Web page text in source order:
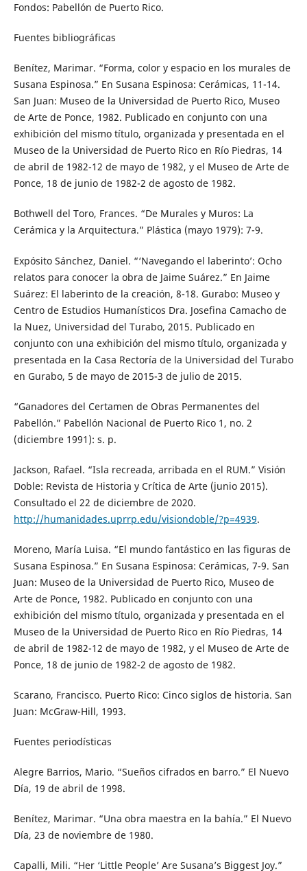
Fondos: Pabellón de Puerto Rico.
Fuentes bibliográficas
Benítez, Marimar. “Forma, color y espacio en los murales de
Susana Espinosa.” En Susana Espinosa: Cerámicas, 11-14.
San Juan: Museo de la Universidad de Puerto Rico, Museo
de Arte de Ponce, 1982. Publicado en conjunto con una
exhibición del mismo título, organizada y presentada en el
Museo de la Universidad de Puerto Rico en Río Piedras, 14
de abril de 1982-12 de mayo de 1982, y el Museo de Arte de
Ponce, 18 de junio de 1982-2 de agosto de 1982.
Bothwell del Toro, Frances. “De Murales y Muros: La
Cerámica y la Arquitectura.” Plástica (mayo 1979): 7-9.
Expósito Sánchez, Daniel. “‘Navegando el laberinto’: Ocho
relatos para conocer la obra de Jaime Suárez.” En Jaime
Suárez: El laberinto de la creación, 8-18. Gurabo: Museo y
Centro de Estudios Humanísticos Dra. Josefina Camacho de
la Nuez, Universidad del Turabo, 2015. Publicado en
conjunto con una exhibición del mismo título, organizada y
presentada en la Casa Rectoría de la Universidad del Turabo
en Gurabo, 5 de mayo de 2015-3 de julio de 2015.
“Ganadores del Certamen de Obras Permanentes del
Pabellón.” Pabellón Nacional de Puerto Rico 1, no. 2
(diciembre 1991): s. p.
Jackson, Rafael. “Isla recreada, arribada en el RUM.” Visión
Doble: Revista de Historia y Crítica de Arte (junio 2015).
Consultado el 22 de diciembre de 2020.
http://humanidades.uprrp.edu/visiondoble/?p=4939.
Moreno, María Luisa. “El mundo fantástico en las figuras de
Susana Espinosa.” En Susana Espinosa: Cerámicas, 7-9. San
Juan: Museo de la Universidad de Puerto Rico, Museo de
Arte de Ponce, 1982. Publicado en conjunto con una
exhibición del mismo título, organizada y presentada en el
Museo de la Universidad de Puerto Rico en Río Piedras, 14
de abril de 1982-12 de mayo de 1982, y el Museo de Arte de
Ponce, 18 de junio de 1982-2 de agosto de 1982.
Scarano, Francisco. Puerto Rico: Cinco siglos de historia. San
Juan: McGraw-Hill, 1993.
Fuentes periodísticas
Alegre Barrios, Mario. “Sueños cifrados en barro.” El Nuevo
Día, 19 de abril de 1998.
Benítez, Marimar. “Una obra maestra en la bahía.” El Nuevo
Día, 23 de noviembre de 1980.
Capalli, Mili. “Her ‘Little People’ Are Susana’s Biggest Joy.”